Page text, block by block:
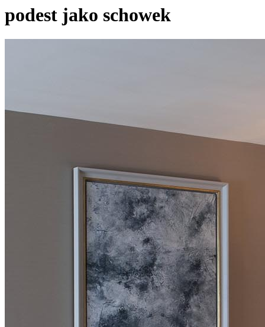
podest jako schowek